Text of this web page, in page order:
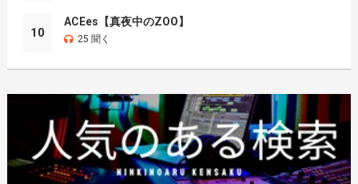
10
ACEes【真夜中のZOO】
25 聞く